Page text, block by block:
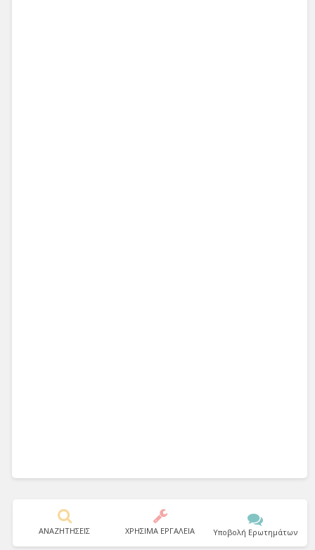
ΑΝΑΖΗΤΗΣΕΙΣ ΧΡΗΣΙΜΑ ΕΡΓΑΛΕΙΑ Υποβολή Ερωτημάτων